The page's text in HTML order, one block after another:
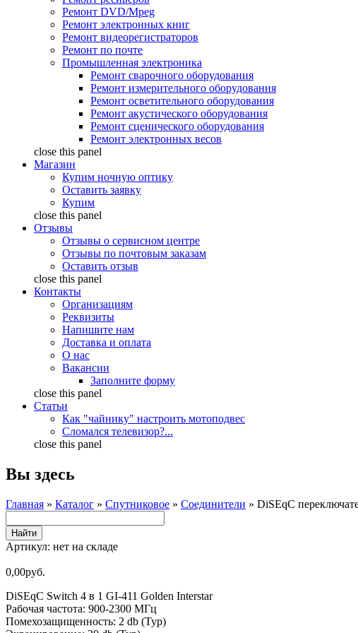
Ремонт DVD/Mpeg
Ремонт электронных книг
Ремонт видеорегистраторов
Ремонт по почте
Промышленная электроника
Ремонт сварочного оборудования
Ремонт измерительного оборудования
Ремонт осветительного оборудования
Ремонт акустического оборудования
Ремонт сценического оборудования
Ремонт электронных весов
close this panel
Магазин
Купим ночную оптику
Оставить заявку
Купим
close this panel
Отзывы
Отзывы о сервисном центре
Отзывы по почтовым заказам
Оставить отзыв
close this panel
Контакты
Организациям
Реквизиты
Напишите нам
Доставка и оплата
О нас
Вакансии
Заполните форму
close this panel
Статьи
Как "чайнику" настроить мотоподвес
Сломался телевизор?...
close this panel
Вы здесь
Главная » Каталог » Спутниковое » Соединители » DiSEqC
Артикул: нет на складе
0,00руб.
DiSEqC Switch 4 в 1 GI-411 Golden Interstar
Рабочая частота: 900-2300 МГц
Помехозащищенность: 2 db (Typ)